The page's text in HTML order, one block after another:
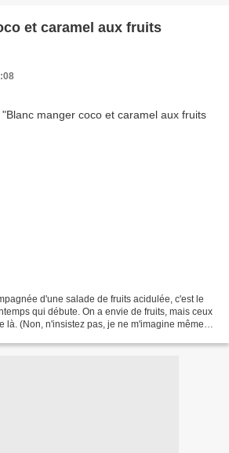
et caramel aux fruits
d'une salade de fruits acidulée, c'est le
qui débute. On a envie de fruits, mais ceux
là. (Non, n'insistez pas, je ne m'imagine même